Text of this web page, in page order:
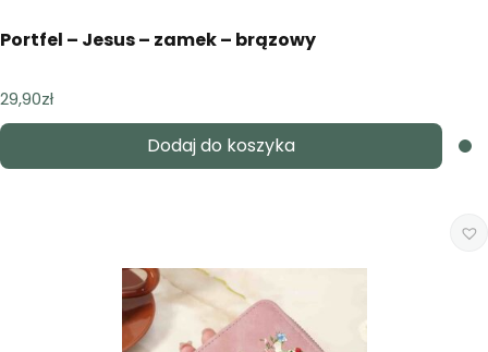
Portfel – Jesus – zamek – brązowy
29,90zł
Dodaj do koszyka